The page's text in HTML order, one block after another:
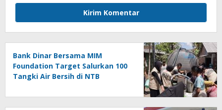
Bank Dinar Bersama MIM
Foundation Target Salurkan 100
Tangki Air Bersih di NTB